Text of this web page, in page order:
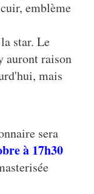
emblème
star. Le
auront raison
mais
sera
à 17h30